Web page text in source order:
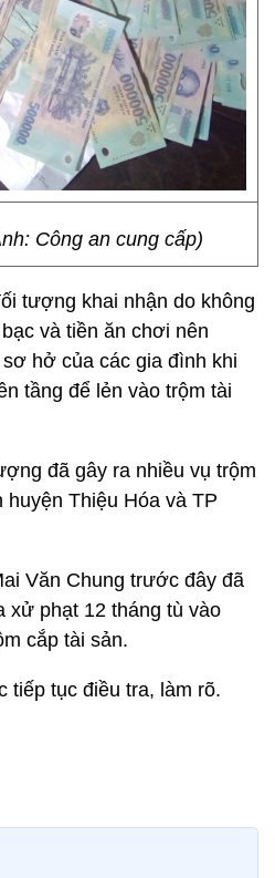
Công an cung cấp)
tượng khai nhận do không
và tiền ăn chơi nên
hở của các gia đình khi
tầng để lẻn vào trộm tài
đã gây ra nhiều vụ trộm
Thiệu Hóa và TP
Văn Chung trước đây đã
xử phạt 12 tháng tù vào
cắp tài sản.
tiếp tục điều tra, làm rõ.